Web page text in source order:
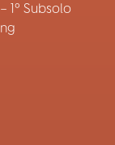
1º Subsolo